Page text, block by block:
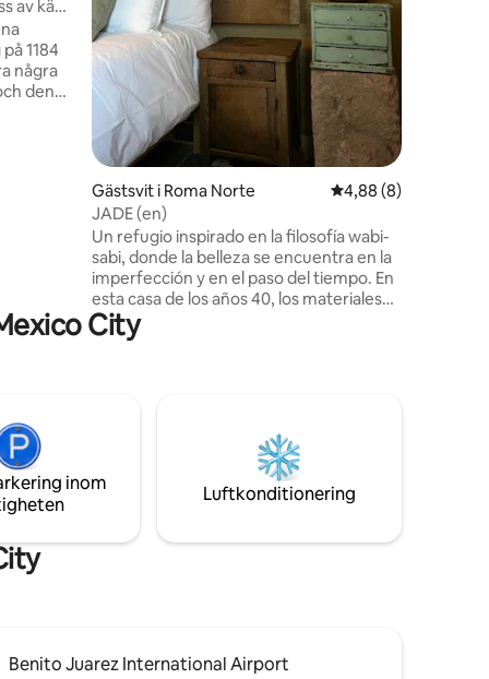
av känd
1184
några
den
Gästsvit i Roma Norte 4,88 av 5 i
4,88 (8)
JADE (en)
Un refugio inspirado en la filosofía wabi-
sabi, donde la belleza se encuentra en la
imperfección y en el paso del tiempo. En
esta casa de los años 40, los materiales
originales fueron preservados y
resaltados, dejando ver sus texturas,
para descansar, contemplar y habitar la
calma.
City
inom
Luftkonditionering
Benito Juarez International Airport